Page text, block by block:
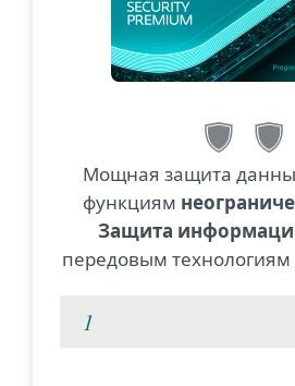
Мощная защита
функциям
Защита
передовым